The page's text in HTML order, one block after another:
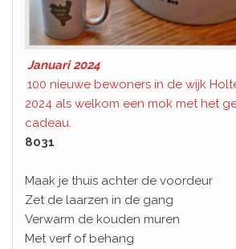
Januari 2024
100 nieuwe bewoners in de wijk
2024 als welkom een mok met het
cadeau.
8031
Maak je thuis achter de voordeur
Zet de laarzen in de gang
Verwarm de kouden muren
Met verf of behang